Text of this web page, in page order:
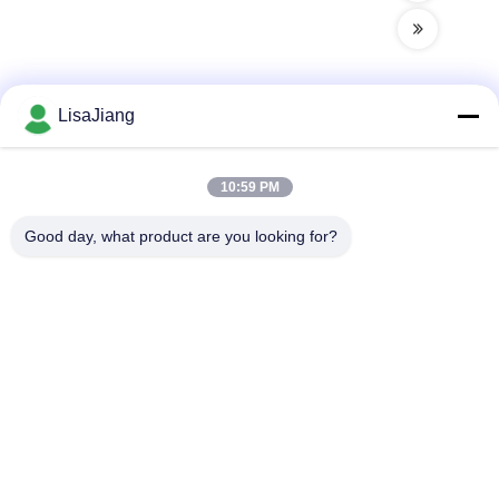
No. 1, vicolo 1199, strada yunping, distretto jiading,
LisaJiang
10:59 PM
Good day, what product are you looking for?